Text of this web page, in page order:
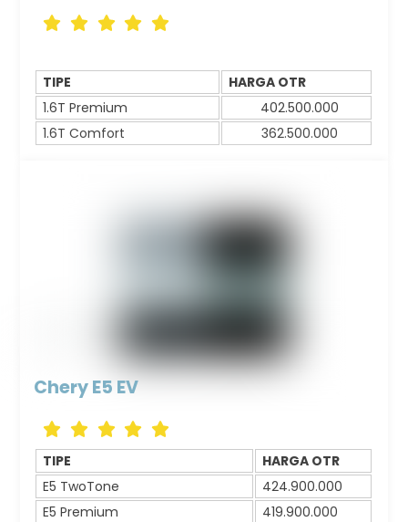
Icon
Icon
Icon
Icon
Icon
TIPE
HARGA OTR
1.6T Premium
402.500.000
1.6T Comfort
362.500.000
Chery E5 EV
Icon
label
Icon
label
Icon
Icon
Icon
TIPE
HARGA OTR
E5 TwoTone
424.900.000
E5 Premium
419.900.000